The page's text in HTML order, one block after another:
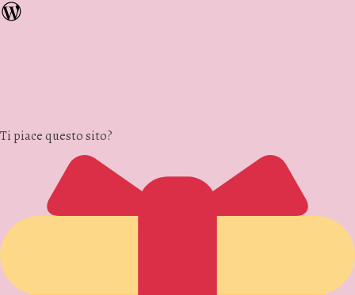
Ti piace questo sito?